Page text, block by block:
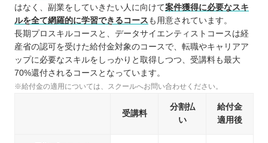
はなく、副業をしていきたい人に向けて案件獲得に必要なスキ
ルを全て網羅的に学習できるコース も用意されています。
長期プロスキルコースと、データサイエンティストコースは経
産省の認可を受けた給付金対象のコースで、転職やキャリアア
ップに必要なスキルをしっかりと取得しつつ、受講料も最大
70%還付されるコースとなっています。
※給付金の適用については、スクールへお問い合わせください。
受講料
分割払
い
給付金
適用後